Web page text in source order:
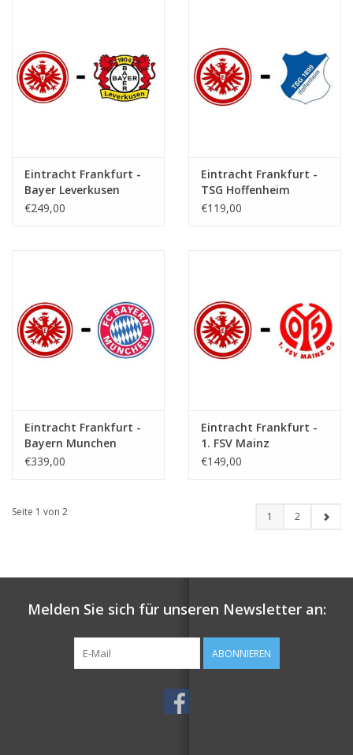
Eintracht Frankfurt -
Bayer Leverkusen
€249,00
Eintracht Frankfurt -
TSG Hoffenheim
€119,00
Eintracht Frankfurt -
Bayern Munchen
€339,00
Eintracht Frankfurt -
1. FSV Mainz
€149,00
Seite 1 von 2 1 2
Melden Sie sich für unseren Newsletter an:
ABONNIEREN